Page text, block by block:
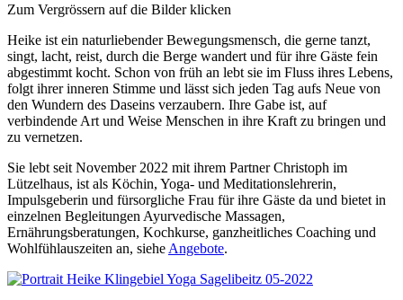
Zum Vergrössern auf die Bilder klicken
Heike ist ein naturliebender Bewegungsmensch, die gerne tanzt,
singt, lacht, reist, durch die Berge wandert und für ihre Gäste fein
abgestimmt kocht. Schon von früh an lebt sie im Fluss ihres Lebens,
folgt ihrer inneren Stimme und lässt sich jeden Tag aufs Neue von
den Wundern des Daseins verzaubern. Ihre Gabe ist, auf
verbindende Art und Weise Menschen in ihre Kraft zu bringen und
zu vernetzen.
Sie lebt seit November 2022 mit ihrem Partner Christoph im
Lützelhaus, ist als Köchin, Yoga- und Meditationslehrerin,
Impulsgeberin und fürsorgliche Frau für ihre Gäste da und bietet in
einzelnen Begleitungen Ayurvedische Massagen,
Ernährungsberatungen, Kochkurse, ganzheitliches Coaching und
Wohlfühlauszeiten an, siehe Angebote.